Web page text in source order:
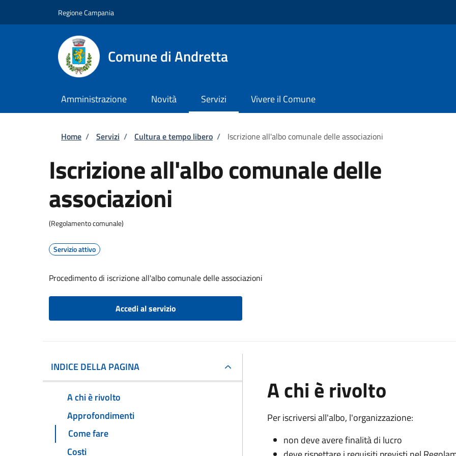
Regione Campania
Comune di Andretta
Amministrazione Novità Servizi Vivere il Comune
Briciole di pane
Home / Servizi / Cultura e tempo libero / Iscrizione all'albo comunale delle associazioni
Iscrizione all'albo comunale delle
associazioni
(Regolamento comunale)
Servizio attivo
Procedimento di iscrizione all'albo comunale delle associazioni
Accedi al servizio
INDICE DELLA PAGINA
A chi è rivolto
Approfondimenti
Come fare
Costi
A chi è rivolto
Per iscriversi all'albo, l'organizzazione:
non deve avere finalità di lucro